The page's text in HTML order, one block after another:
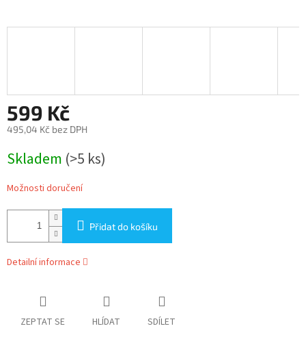
599 Kč
495,04 Kč bez DPH
cena:
Skladem (>5 ks)
Možnosti doručení
Přidat do košíku
Detailní informace
ZEPTAT SE HLÍDAT SDÍLET